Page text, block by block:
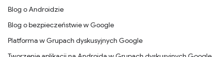
Blog o Androidzie
Blog o bezpieczeństwie w Google
Platforma w Grupach dyskusyjnych Google